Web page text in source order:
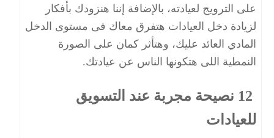
على الترويج لعيادته، بالإضافة إننا هنزودك بأفكار
لزيادة دخل العيادات هتفرق معاك فى مستوى الدخل
المادي العائد عليك، وهتأثر كمان على الصورة
النمطية اللى هتكونها الناس عن عيادتك.
12 نصيحة مجربة عند التسويق
للعيادات